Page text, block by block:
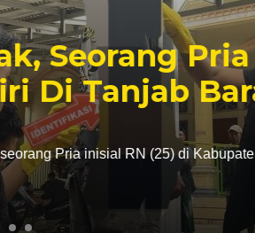
Pria Tewas
Barat
di Kabupaten Tanjung Jabung